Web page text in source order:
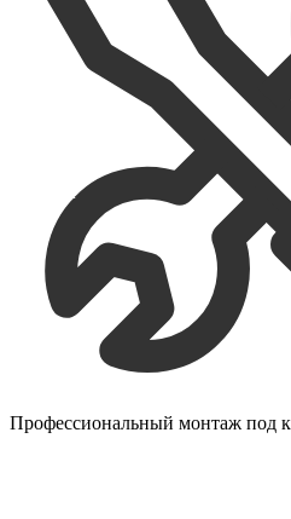
Профессиональный монтаж под